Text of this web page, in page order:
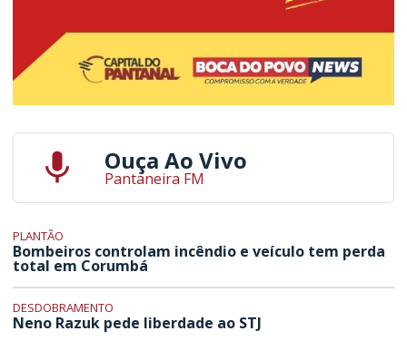
Ouça Ao Vivo
Pantaneira FM
PLANTÃO
Bombeiros controlam incêndio e veículo tem perda
total em Corumbá
DESDOBRAMENTO
Neno Razuk pede liberdade ao STJ